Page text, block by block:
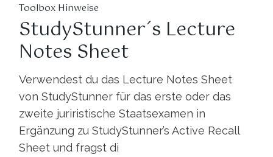
Toolbox Hinweise
StudyStunner´s Lecture
Notes Sheet
Verwendest du das Lecture Notes Sheet
von StudyStunner für das erste oder das
zweite juriristische Staatsexamen in
Ergänzung zu StudyStunner’s Active Recall
Sheet und fragst di